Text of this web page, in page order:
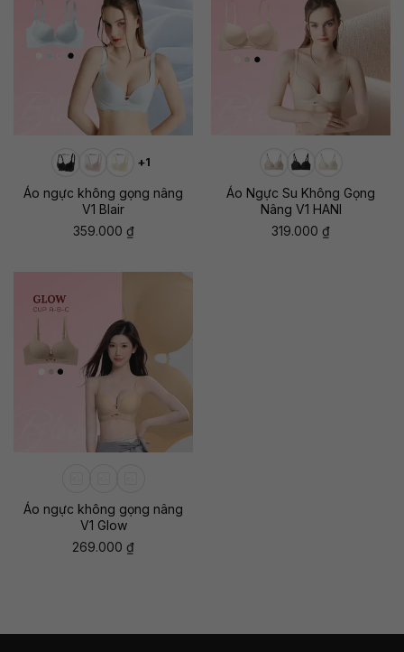
+1
Áo ngực không gọng nâng
V1 Blair
359.000 ₫
Áo Ngực Su Không Gọng
Nâng V1 HANI
319.000 ₫
Áo ngực không gọng nâng
V1 Glow
269.000 ₫